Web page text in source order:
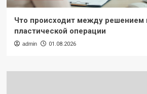
Что происходит между решением
пластической операции
admin 01.08.2026